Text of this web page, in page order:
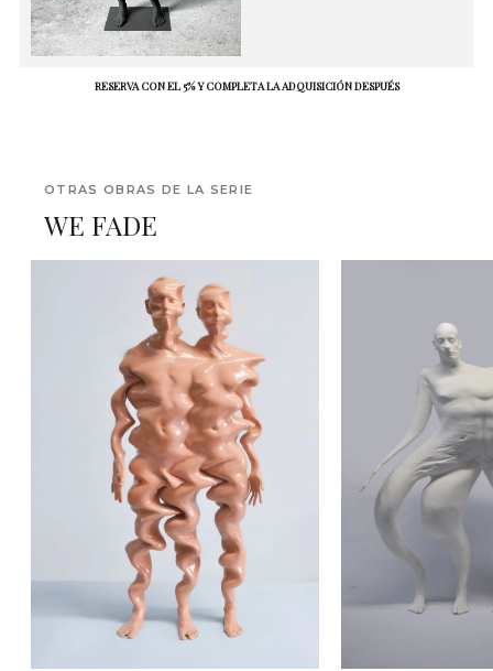
RESERVA CON EL 5% Y COMPLETA LA ADQUISICIÓN DESPUÉS
OTRAS OBRAS DE LA SERIE
WE FADE